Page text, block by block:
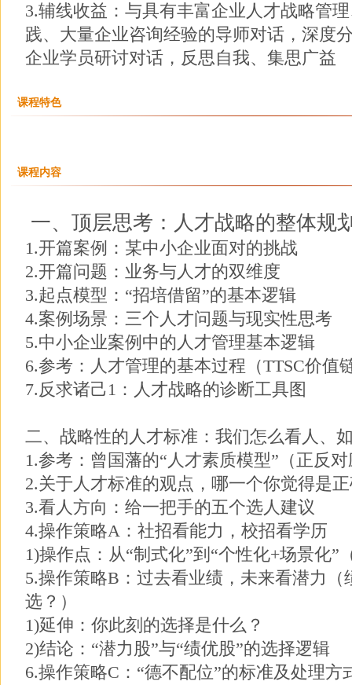
3.辅线收益：与具有丰富企业人才战略管
践、大量企业咨询经验的导师对话，深度
企业学员研讨对话，反思自我、集思广益
课程特色
课程内容
一、顶层思考：人才战略的整体规
1.开篇案例：某中小企业面对的挑战
2.开篇问题：业务与人才的双维度
3.起点模型：“招培借留”的基本逻辑
4.案例场景：三个人才问题与现实性思考
5.中小企业案例中的人才管理基本逻辑
6.参考：人才管理的基本过程（TTSC价值
7.反求诸己1：人才战略的诊断工具图
二、战略性的人才标准：我们怎么看人、
1.参考：曾国藩的“人才素质模型”（正反
2.关于人才标准的观点，哪一个你觉得是
3.看人方向：给一把手的五个选人建议
4.操作策略A：社招看能力，校招看学历
1)操作点：从“制式化”到“个性化+场景化”
5.操作策略B：过去看业绩，未来看潜力
选？）
1)延伸：你此刻的选择是什么？
2)结论：“潜力股”与“绩优股”的选择逻辑
6.操作策略C：“德不配位”的标准及处理方